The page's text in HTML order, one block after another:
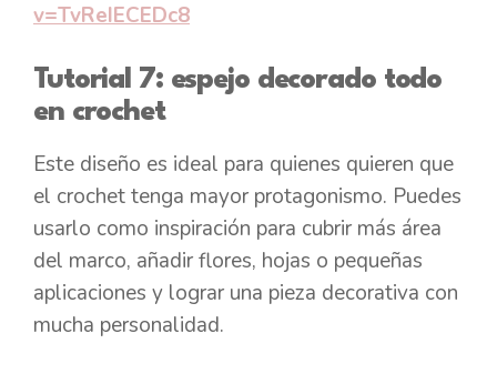
v=TvReIECEDc8
Tutorial 7: espejo decorado todo
en crochet
Este diseño es ideal para quienes quieren que
el crochet tenga mayor protagonismo. Puedes
usarlo como inspiración para cubrir más área
del marco, añadir flores, hojas o pequeñas
aplicaciones y lograr una pieza decorativa con
mucha personalidad.